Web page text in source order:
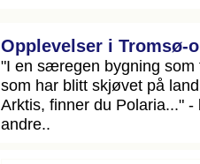
Opplevelser i Tromsø-
"I en særegen bygning som
som har blitt skjøvet på
Arktis, finner du Polaria..." -
andre..